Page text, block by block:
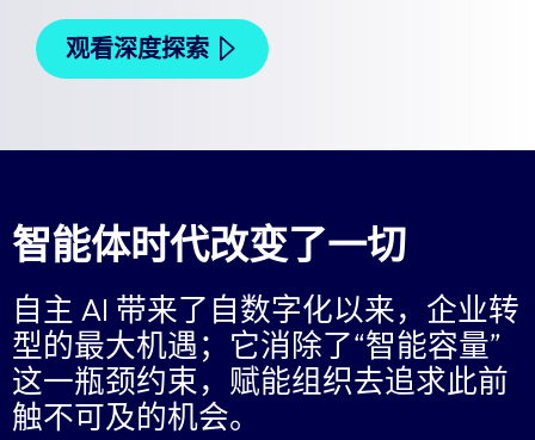
观看深度探索
智能体时代改变了一切
自主 AI 带来了自数字化以来，企业转
型的最大机遇；它消除了“智能容量”
这一瓶颈约束，赋能组织去追求此前
触不可及的机会。